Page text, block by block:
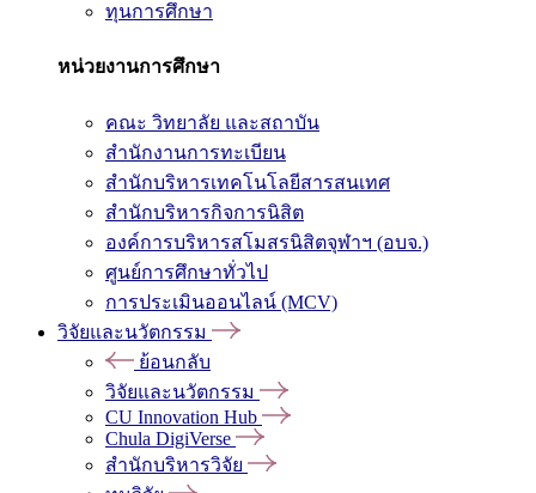
ทุนการศึกษา
หน่วยงานการศึกษา
คณะ วิทยาลัย และสถาบัน
สำนักงานการทะเบียน
สำนักบริหารเทคโนโลยีสารสนเทศ
สำนักบริหารกิจการนิสิต
องค์การบริหารสโมสรนิสิตจุฬาฯ (อบจ.)
ศูนย์การศึกษาทั่วไป
การประเมินออนไลน์ (MCV)
วิจัยและนวัตกรรม
ย้อนกลับ
วิจัยและนวัตกรรม
CU Innovation Hub
Chula DigiVerse
สำนักบริหารวิจัย